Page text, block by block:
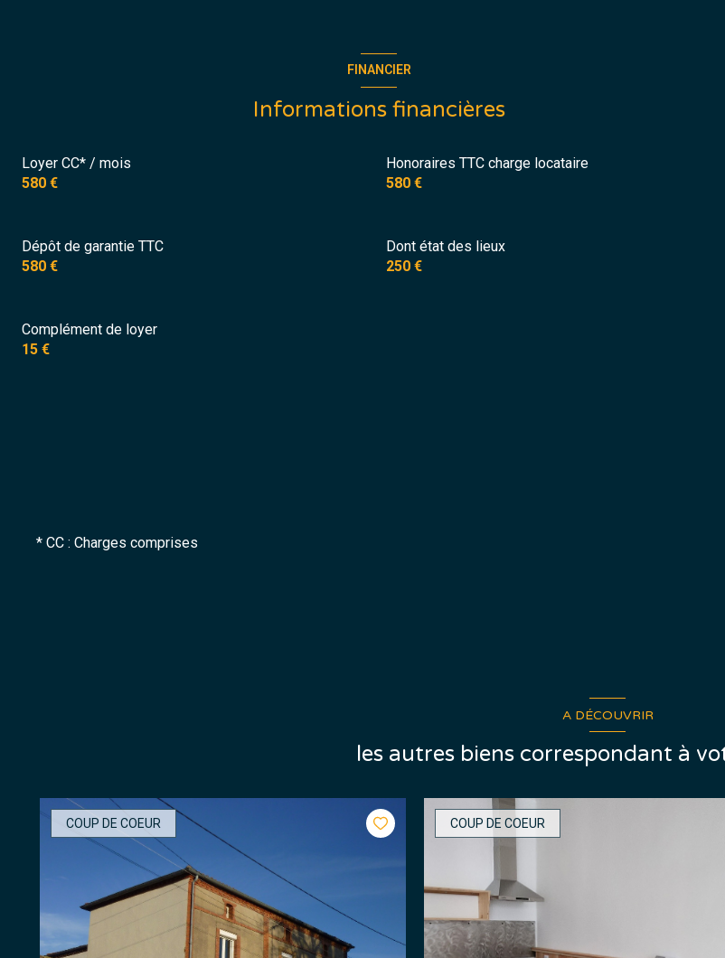
bureau
FINANCIER
Informations financières
Loyer CC* / mois
580 €
Honoraires TTC charge locataire
580 €
Dont état des lieux
250 €
Complément de loyer
15 €
Dépôt de garantie TTC
580 €
* CC : Charges comprises
A DÉCOUVRIR
les autres biens correspondant à
COUP DE COEUR COUP DE COEUR